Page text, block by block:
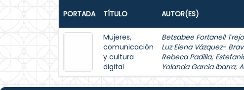
PORTADA TÍTULO AUTOR(ES)
Mujeres,
comunicación
y cultura
digital
Betsabee Fortanell Trejo
Luz Elena Vázquez-
Rebeca Padilla;
Yolanda García Ibarra;